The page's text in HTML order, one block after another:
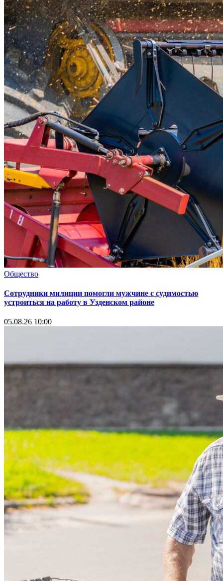
Общество
Сотрудники милиции помогли мужчине с судимостью
устроиться на работу в Узденском районе
05.08.26 10:00